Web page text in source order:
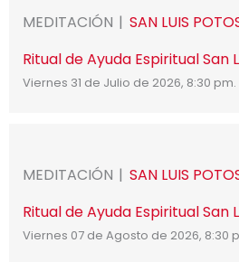
MEDITACIÓN
SAN LUIS
Ritual de Ayuda Espiritual San
Viernes 31 de Julio de 2026, 8:30 pm.
MEDITACIÓN
SAN LUIS
Ritual de Ayuda Espiritual San
Viernes 07 de Agosto de 2026, 8:30